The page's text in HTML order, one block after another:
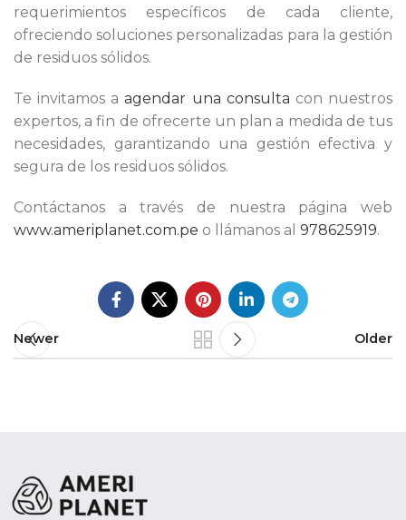
requerimientos específicos de cada cliente,
ofreciendo soluciones personalizadas para la gestión
de residuos sólidos.
Te invitamos aagendar una consulta con nuestros
expertos, a fin de ofrecerte un plan a medida de tus
necesidades, garantizando una gestión efectiva y
segura de los residuos sólidos.
Contáctanos a través de nuestra página web
www.ameriplanet.com.pe o llámanos al 978625919.
Newer Older